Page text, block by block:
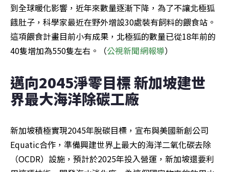
到全球暖化影響，近年來數量逐漸下降，為了不讓北極狐
餓肚子，科學家最近在野外增設30處裝有飼料的餵食站。
這項餵食計畫目前小有成果，北極狐的數量已從18年前的
40隻增加為550隻左右。（公視新聞網報導）
邁向2045淨零目標 新加坡建世
界最大海洋除碳工廠
新加坡積極實現2045年脫碳目標，宣布與美國新創公司
Equatic合作，準備興建世界上最大的海洋二氧化碳去除
（OCDR）設施，預計於2025年投入營運，新加坡還要利